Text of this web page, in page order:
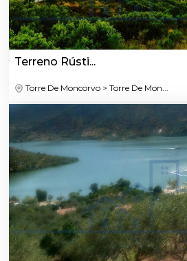
Terreno Rústi...
Torre De Moncorvo > Torre De Mon...